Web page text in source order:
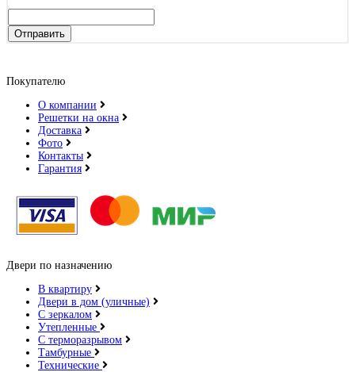
Отправить
Покупателю
О компании
Решетки на окна
Доставка
Фото
Контакты
Гарантия
Двери по назначению
В квартиру
Двери в дом (уличные)
С зеркалом
Утепленные
С терморазрывом
Тамбурные
Технические